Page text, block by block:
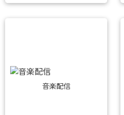
音楽配信